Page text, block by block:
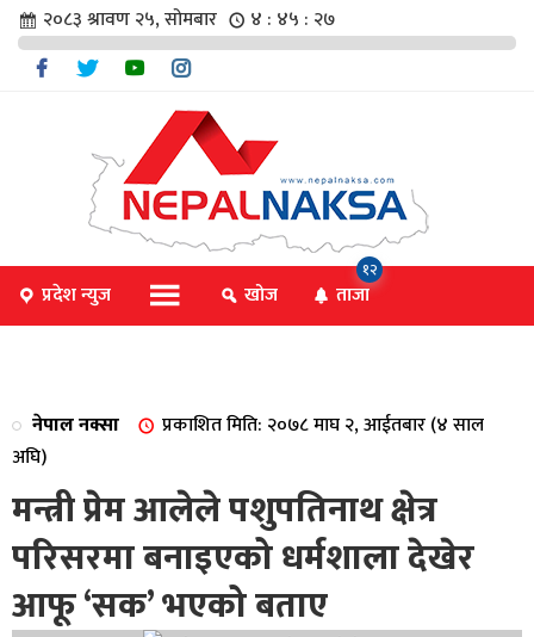
२०८३ श्रावण २५, सोमबार ४ : ४५ : २८
प्रदेश न्युज खोज ताजा
१२
नेपाल नक्सा
प्रकाशित मिति: २०७८ माघ २, आईतबार (४ साल
अघि)
मन्त्री प्रेम आलेले पशुपतिनाथ क्षेत्र
परिसरमा बनाइएको धर्मशाला देखेर
आफू ‘सक’ भएको बताए